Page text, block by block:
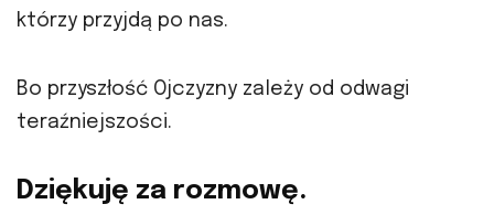
którzy przyjdą po nas.
Bo przyszłość Ojczyzny zależy od odwagi
teraźniejszości.
Dziękuję za rozmowę.